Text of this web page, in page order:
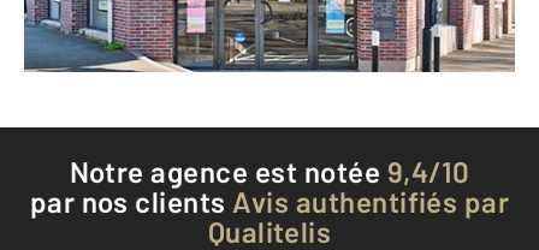
Téléphoner à l'agence
Notre agence est notée 9,4/10
par nos clients Avis authentifiés par
Qualitelis